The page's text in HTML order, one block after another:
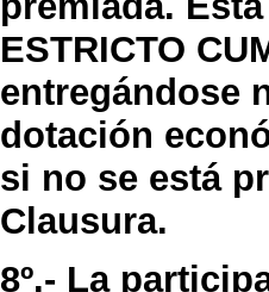
ESTRICTO
entregándose
dotación
si no se está
Clausura.
8º.- La